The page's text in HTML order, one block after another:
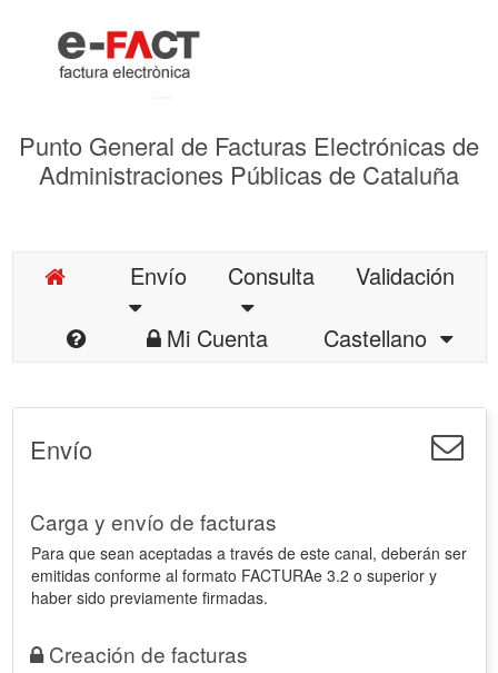
Punto General de Facturas Electrónicas de
Administraciones Públicas de Cataluña
Envío Consulta
Validación
Mi Cuenta
Castellano
Envío
Carga y envío de facturas
Para que sean aceptadas a través de este canal, deberán ser
emitidas conforme al formato FACTURAe 3.2 o superior y
haber sido previamente firmadas.
Creación de facturas